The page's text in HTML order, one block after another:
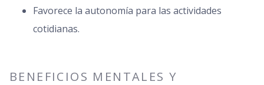
Favorece la autonomía para las actividades
cotidianas.
BENEFICIOS MENTALES Y